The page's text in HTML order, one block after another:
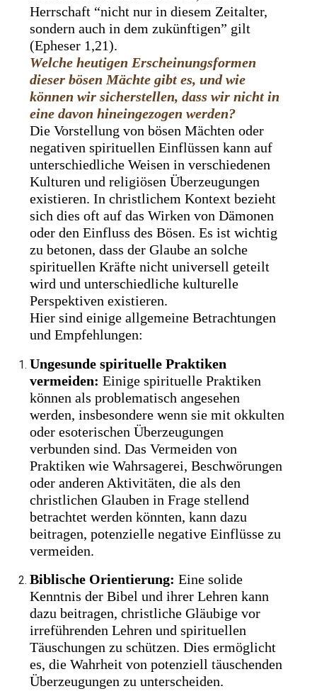
Herrschaft “nicht nur in diesem Zeitalter,
sondern auch in dem zukünftigen” gilt
(Epheser 1,21).
Welche heutigen Erscheinungsformen
dieser bösen Mächte gibt es, und wie
können wir sicherstellen, dass wir nicht in
eine davon hineingezogen werden?
Die Vorstellung von bösen Mächten oder
negativen spirituellen Einflüssen kann auf
unterschiedliche Weisen in verschiedenen
Kulturen und religiösen Überzeugungen
existieren. In christlichem Kontext bezieht
sich dies oft auf das Wirken von Dämonen
oder den Einfluss des Bösen. Es ist wichtig
zu betonen, dass der Glaube an solche
spirituellen Kräfte nicht universell geteilt
wird und unterschiedliche kulturelle
Perspektiven existieren.
Hier sind einige allgemeine Betrachtungen
und Empfehlungen:
Ungesunde spirituelle Praktiken
vermeiden: Einige spirituelle Praktiken
können als problematisch angesehen
werden, insbesondere wenn sie mit okkulten
oder esoterischen Überzeugungen
verbunden sind. Das Vermeiden von
Praktiken wie Wahrsagerei, Beschwörungen
oder anderen Aktivitäten, die als den
christlichen Glauben in Frage stellend
betrachtet werden könnten, kann dazu
beitragen, potenzielle negative Einflüsse zu
vermeiden.
Biblische Orientierung: Eine solide
Kenntnis der Bibel und ihrer Lehren kann
dazu beitragen, christliche Gläubige vor
irreführenden Lehren und spirituellen
Täuschungen zu schützen. Dies ermöglicht
es, die Wahrheit von potenziell täuschenden
Überzeugungen zu unterscheiden.